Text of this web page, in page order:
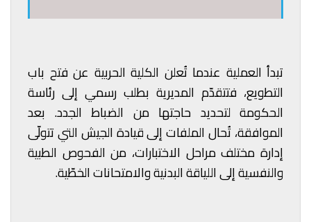
تبدأ العملية عندما تُعلن الكلية الحربية عن فتح باب
التطويع، فتتقدّم المديرية بطلب رسمي إلى رئاسة
الحكومة لتحديد حاجتها من الضباط الجدد. بعد
الموافقة، تُحال الملفات إلى قيادة الجيش التي تتولّى
إدارة مختلف مراحل الاختبارات، من الفحوص الطبية
والنفسية إلى اللياقة البدنية والامتحانات الخطّية.